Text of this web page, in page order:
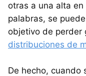
otras a una alta
palabras, se
objetivo de perder
distribuciones de
De hecho, cuando